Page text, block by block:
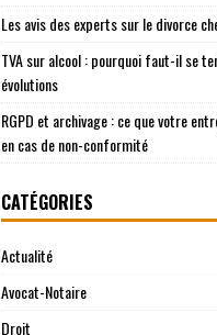
Les avis des experts sur le divorce
TVA sur alcool : pourquoi faut-il se
évolutions
RGPD et archivage : ce que votre
en cas de non-conformité
CATÉGORIES
Actualité
Avocat-Notaire
Droit